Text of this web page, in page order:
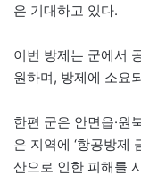
은 기대하고 있다.
이번 방제는 군에서
원하며, 방제에 소요
한편 군은 안면읍·원
은 지역에 ‘항공방제
산으로 인한 피해를